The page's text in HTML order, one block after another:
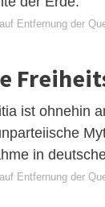
Entfernung der
ist ohnehin
in
Entfernung der